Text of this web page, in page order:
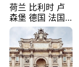
荷兰 比利时 卢
森堡 德国 法国
超爽玩遍西欧 循
环线 全程四星宾
馆 108欧/人/天